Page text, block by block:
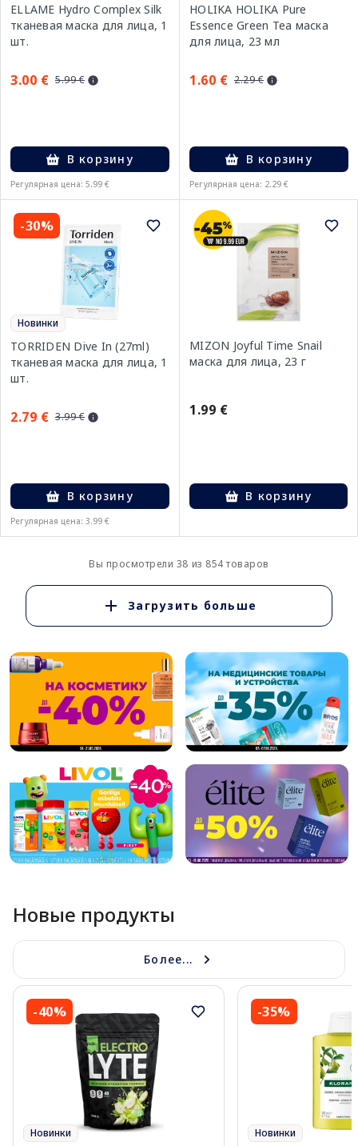
ELLAME Hydro Complex Silk
тканевая маска для лица, 1
шт.
3.00 € 5.99 €
В корзину
Регулярная цена: 5.99 €
HOLIKA HOLIKA Pure
Essence Green Tea маска
для лица, 23 мл
1.60 € 2.29 €
В корзину
Регулярная цена: 2.29 €
-30%
Новинки
TORRIDEN Dive In (27ml)
тканевая маска для лица, 1
шт.
2.79 € 3.99 €
В корзину
Регулярная цена: 3.99 €
MIZON Joyful Time Snail
маска для лица, 23 г
1.99 €
В корзину
Вы просмотрели 38 из 854 товаров
Загрузить больше
Новые продукты
Более...
-40%
Новинки
-35%
Новинки